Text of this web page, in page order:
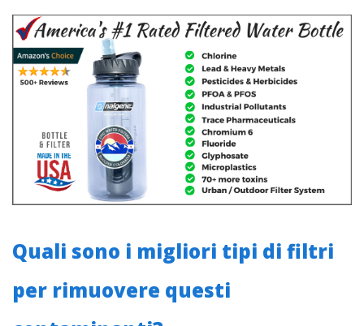
Quali sono i migliori tipi di filtri
per rimuovere questi